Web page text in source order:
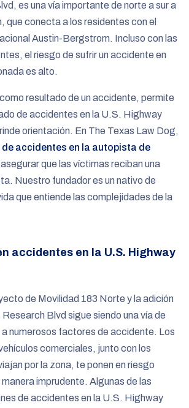
es una vía importante de norte a sur a
que conecta a los residentes con el
Austin-Bergstrom. Incluso con las
el riesgo de sufrir un accidente en
es alto.
resultado de un accidente, permite
de accidentes en la U.S. Highway
orientación. En The Texas Law Dog,
accidentes en la autopista de
asegurar que las víctimas reciban una
Nuestro fundador es un nativo de
que entiende las complejidades de la
accidentes en la U.S. Highway
de Movilidad 183 Norte y la adición
Blvd sigue siendo una vía de
numerosos factores de accidente. Los
comerciales, junto con los
por la zona, te ponen en riesgo
imprudente. Algunas de las
de accidentes en la U.S. Highway